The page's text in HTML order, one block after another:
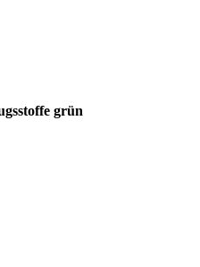
grün